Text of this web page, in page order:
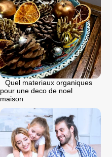
Quel materiaux organiques
pour une deco de noel
maison